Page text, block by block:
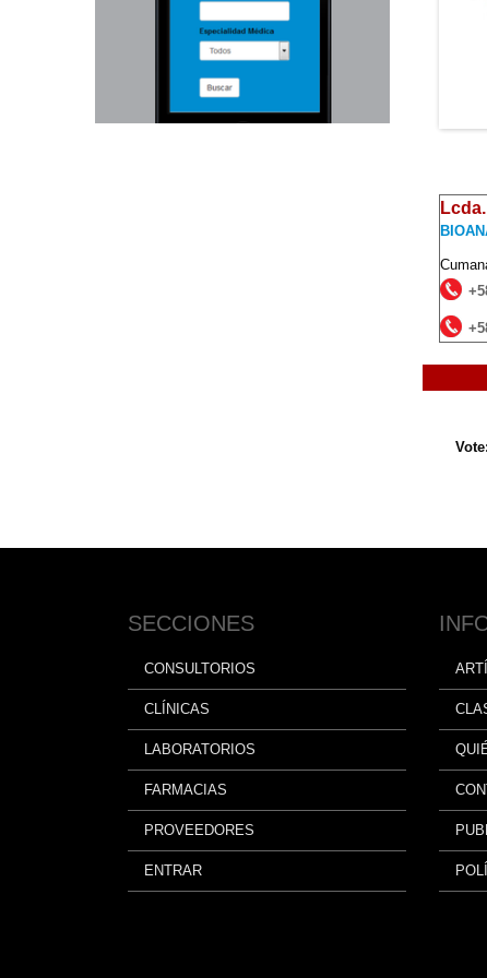
Vote:
SECCIONES
CONSULTORIOS
CLÍNICAS
LABORATORIOS
FARMACIAS
PROVEEDORES
ENTRAR